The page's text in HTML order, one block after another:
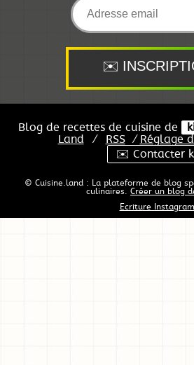
Blog de recettes de cuisine de
Land
⁄ RSS ⁄ Réglage
✉️ Contacter
© Cuisine.land : La plateforme de blog
culinaires. Créer un blog
Ecriture Instagram